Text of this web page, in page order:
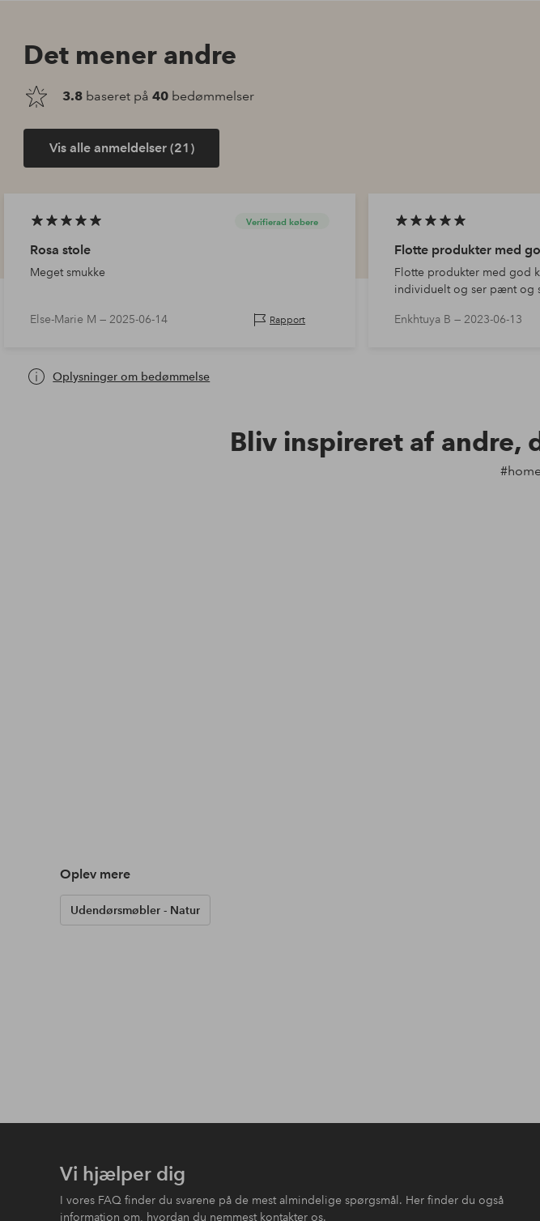
Det mener andre
3.8 baseret på40 bedømmelser
Vis alle anmeldelser (21)
Verifierad købere
Rosa stole
Meget smukke
Else-Marie M —2025-06-14 Rapport
Flotte produkter med
Flotte produkter med god
individuelt og ser pænt og
Enkhtuya B —2023-06-13
Oplysninger om bedømmelse
Bliv inspireret af andre,
Oplev mere
Udendørsmøbler - Natur
Vi hjælper dig
I vores FAQ finder du svarene på de mest almindelige spørgsmål. Her finder du også
information om, hvordan du nemmest kontakter os.